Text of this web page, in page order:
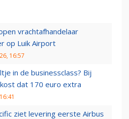
vrachtafhandelaar
op Luik Airport
16:57
in de businessclass? Bij
dat 170 euro extra
ziet levering eerste Airbus